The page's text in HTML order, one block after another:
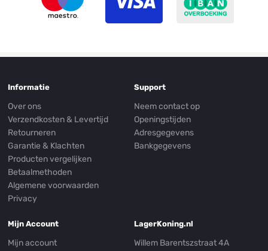
Informatie
Over ons
Verzendkosten & Levertijd
Retourneren
Garantie & Klachten
Producten vergelijken
Betaalmethoden
Algemene voorwaarden
Privacy
Support
Neem contact op
Openingstijden
Adresgegevens
Bankgegevens
Mijn Account
Mijn account
LagerKoning.nl
Willem Barentszstraat 4A